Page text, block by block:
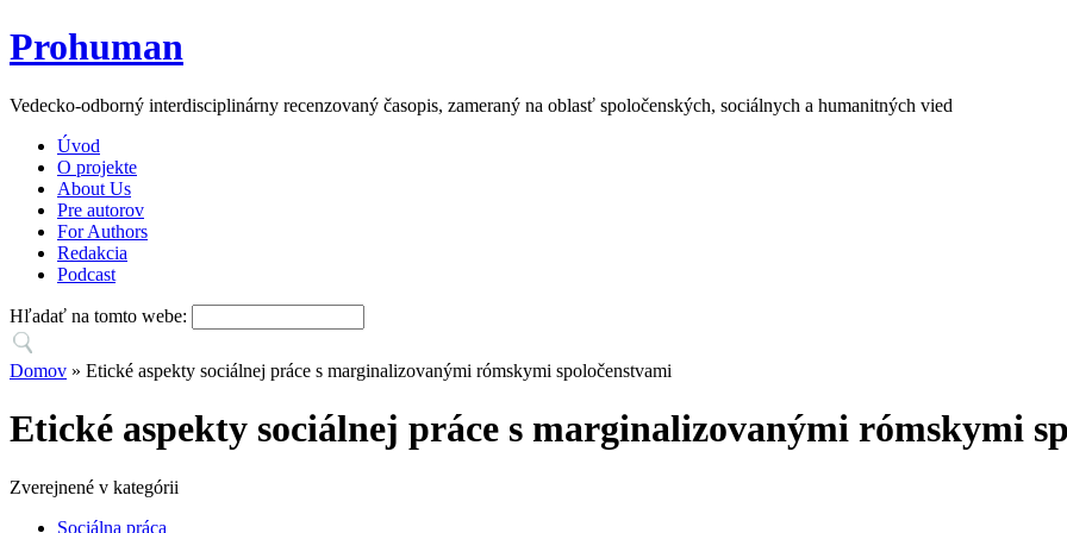
Prohuman
Vedecko-odborný interdisciplinárny recenzovaný časopis, zameraný na oblasť spoločenských, sociálnych a humanitných vied
Úvod
O projekte
About Us
Pre autorov
For Authors
Redakcia
Podcast
Hľadať na tomto webe:
Domov » Etické aspekty sociálnej práce s marginalizovanými rómskymi spoločenstvami
Etické aspekty sociálnej práce s marginalizovanými rómskymi
Zverejnené v kategórii
Sociálna práca